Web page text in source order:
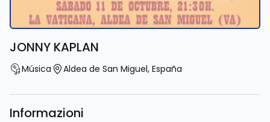
JONNY KAPLAN
Música Aldea de San Miguel, España
Informazioni